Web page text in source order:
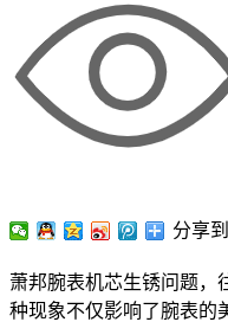
分享
萧邦腕表机芯生锈问题，
种现象不仅影响了腕表的